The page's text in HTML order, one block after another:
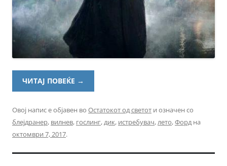
ЧИТАЈ ПОВЕЌЕ →
Овој напис е објавен во Остатокот од светот и означен со
блејдранер, вилнев, гослинг,дик, истребувач,лето,Фордна
октомври 7, 2017.